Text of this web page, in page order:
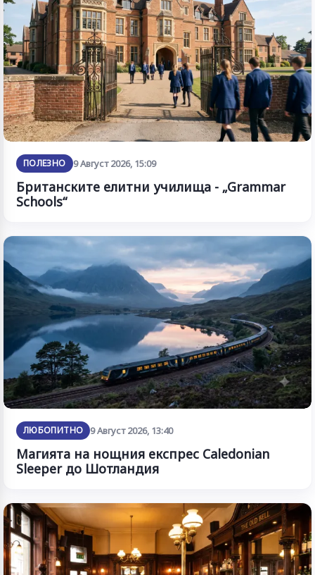
ПОЛЕЗНО 9 Август 2026, 15:09
Британските елитни училища - „Grammar
Schools“
ЛЮБОПИТНО 9 Август 2026, 13:40
Магията на нощния експрес Caledonian
Sleeper до Шотландия